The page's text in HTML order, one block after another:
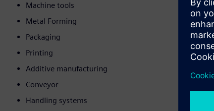
Machine tools
Metal Forming
Packaging
Printing
Additive manufacturing
Conveyor
Handling systems